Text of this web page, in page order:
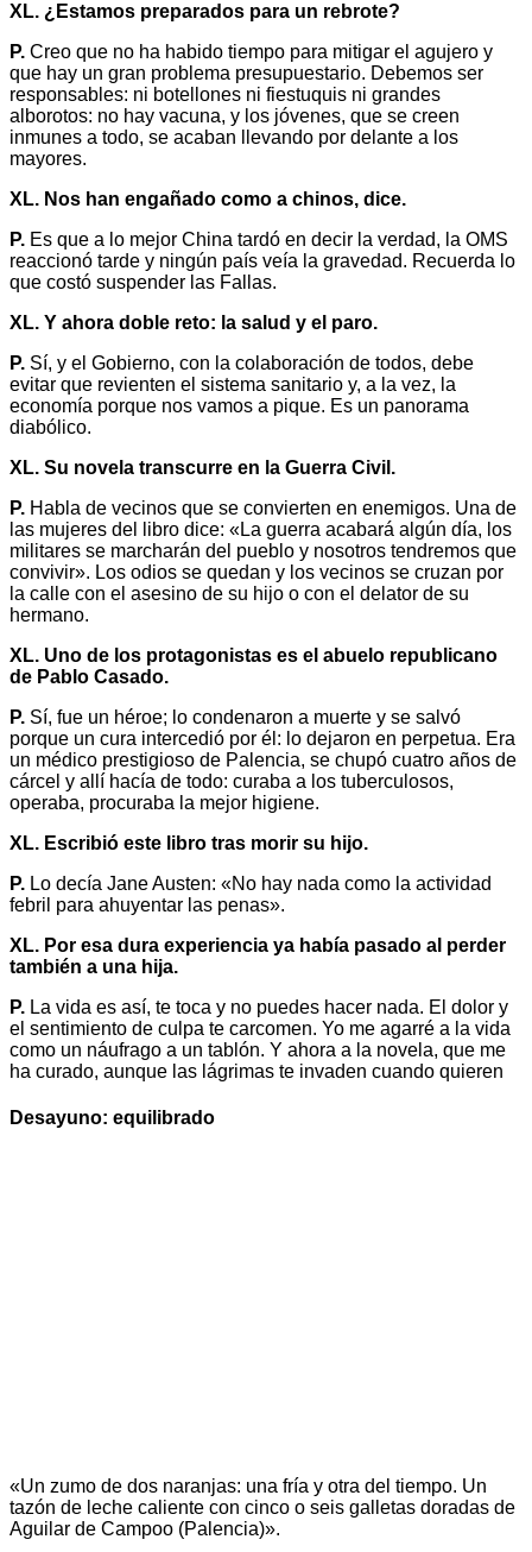
XL. ¿Estamos preparados para un rebrote?
P. Creo que no ha habido tiempo para mitigar el agujero y
que hay un gran problema presupuestario. Debemos ser
responsables: ni botellones ni fiestuquis ni grandes
alborotos: no hay vacuna, y los jóvenes, que se creen
inmunes a todo, se acaban llevando por delante a los
mayores.
XL. Nos han engañado como a chinos, dice.
P. Es que a lo mejor China tardó en decir la verdad, la OMS
reaccionó tarde y ningún país veía la gravedad. Recuerda lo
que costó suspender las Fallas.
XL. Y ahora doble reto: la salud y el paro.
P. Sí, y el Gobierno, con la colaboración de todos, debe
evitar que revienten el sistema sanitario y, a la vez, la
economía porque nos vamos a pique. Es un panorama
diabólico.
XL. Su novela transcurre en la Guerra Civil.
P. Habla de vecinos que se convierten en enemigos. Una de
las mujeres del libro dice: «La guerra acabará algún día, los
militares se marcharán del pueblo y nosotros tendremos que
convivir». Los odios se quedan y los vecinos se cruzan por
la calle con el asesino de su hijo o con el delator de su
hermano.
XL. Uno de los protagonistas es el abuelo republicano
de Pablo Casado.
P. Sí, fue un héroe; lo condenaron a muerte y se salvó
porque un cura intercedió por él: lo dejaron en perpetua. Era
un médico prestigioso de Palencia, se chupó cuatro años de
cárcel y allí hacía de todo: curaba a los tuberculosos,
operaba, procuraba la mejor higiene.
XL. Escribió este libro tras morir su hijo.
P. Lo decía Jane Austen: «No hay nada como la actividad
febril para ahuyentar las penas».
XL. Por esa dura experiencia ya había pasado al perder
también a una hija.
P. La vida es así, te toca y no puedes hacer nada. El dolor y
el sentimiento de culpa te carcomen. Yo me agarré a la vida
como un náufrago a un tablón. Y ahora a la novela, que me
ha curado, aunque las lágrimas te invaden cuando quieren
Desayuno: equilibrado
«Un zumo de dos naranjas: una fría y otra del tiempo. Un
tazón de leche caliente con cinco o seis galletas doradas de
Aguilar de Campoo (Palencia)».